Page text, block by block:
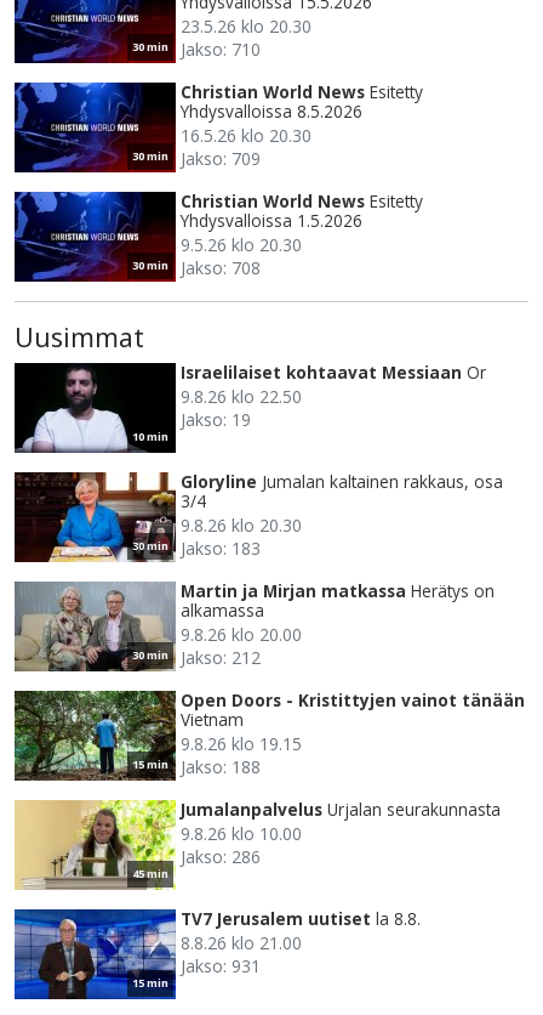
30 min
23.5.26 klo 20.30
Jakso: 710
30 min
Christian World News Esitetty
Yhdysvalloissa 8.5.2026
16.5.26 klo 20.30
Jakso: 709
30 min
Christian World News Esitetty
Yhdysvalloissa 1.5.2026
9.5.26 klo 20.30
Jakso: 708
Uusimmat
10 min
Israelilaiset kohtaavat Messiaan Or
9.8.26 klo 22.50
Jakso: 19
30 min
Gloryline Jumalan kaltainen rakkaus, osa
3/4
9.8.26 klo 20.30
Jakso: 183
30 min
Martin ja Mirjan matkassa Herätys on
alkamassa
9.8.26 klo 20.00
Jakso: 212
15 min
Open Doors - Kristittyjen vainot tänään
Vietnam
9.8.26 klo 19.15
Jakso: 188
45 min
Jumalanpalvelus Urjalan seurakunnasta
9.8.26 klo 10.00
Jakso: 286
15 min
TV7 Jerusalem uutiset la 8.8.
8.8.26 klo 21.00
Jakso: 931